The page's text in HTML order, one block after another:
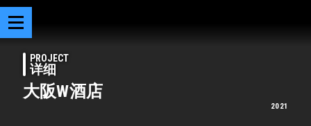
PROJECT
详细
大阪W酒店
2021